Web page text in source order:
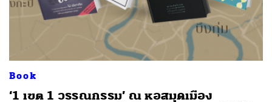
Book
‘1 เขต 1 วรรณกรรม’ ณ หอสมุดเมือง
SHARE TWEET LINE EMAIL